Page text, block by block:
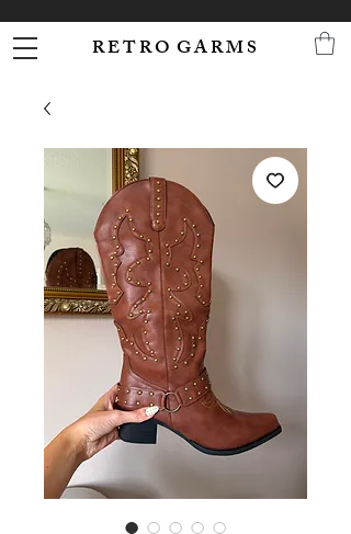
R E T R O G A R M S